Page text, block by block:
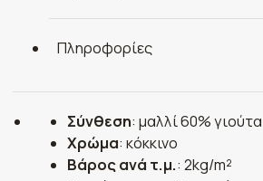
Πληροφορίες
Σύνθεση: μαλλί 60%
Χρώμα: κόκκινο
Βάρος ανά τ.μ.: 2kg/m²